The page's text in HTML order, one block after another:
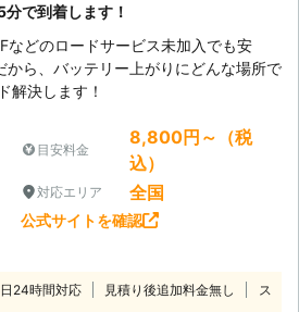
で到着します！
などのロードサービス未加入でも安
から、バッテリー上がりにどんな場所で
解決します！
目安料金
8,800円～（税
込）
対応エリア 全国
公式サイトを確認
24時間対応 見積り後追加料金無し
ス